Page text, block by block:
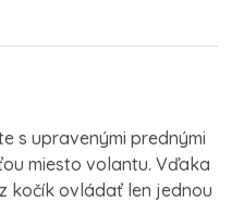
s upravenými prednými
miesto volantu. Vďaka
kočík ovládať len jednou